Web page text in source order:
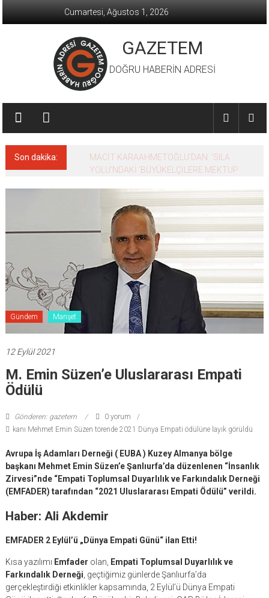
Cumartesi, Ağustos 1, 2026
GAZETEM
DOĞRU HABERİN ADRESİ
Son dakika:
MACİT KARAAHMETOĞLU’DAN ‘SILA
YOLU’NDAKİ ’BÜYÜKELÇİLERE MEKTUP
Gündem Manşet
12 Eylül 2021
M. Emin Süzen’e Uluslararası Empati
Ödülü
Gönderen: gazetem
0 yorum
kanı Mehmet Emin Süzen törende 2021 Dünya Empati ödülüne layık görüldü
Avrupa İş Adamları Derneği ( EUBA ) Kuzey Almanya bölge
başkanı Mehmet Emin Süzen’e Şanlıurfa’da düzenlenen “İnsanlık
Zirvesi”nde “Empati Toplumsal Duyarlılık ve Farkındalık Derneği
(EMFADER) tarafından “2021 Uluslararası Empati Ödülü” verildi.
Haber: Ali Akdemir
EMFADER 2 Eylül’ü „Dünya Empati Günü“ ilan Etti!
Kısa yazılımı Emfader olan,
Empati Toplumsal Duyarlılık ve
Farkındalık Derneği , geçtiğimiz günlerde Şanlıurfa’da
gerçekleştirdiği etkinlikler kapsamında, 2 Eylül’ü Dünya Empati